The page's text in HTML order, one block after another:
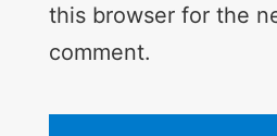
this browser for the
comment.